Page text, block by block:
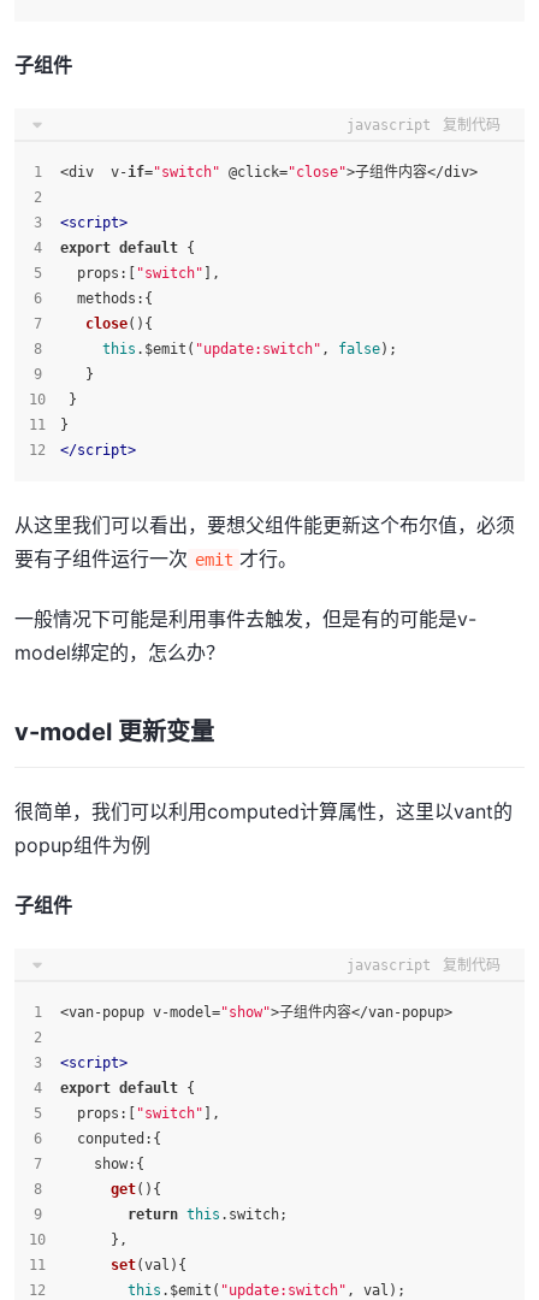
子组件
javascript 复制代码
<div  v-if="switch" @click="close">子组件内容</div>
<script>
export default {
props :[ "switch" ],
methods :{
close( ){
this .$emit( "update:switch" , false);
   }
}
}
</script>
从这里我们可以看出，要想父组件能更新这个布尔值，必须
要有子组件运行一次 emit 才行。
一般情况下可能是利用事件去触发，但是有的可能是v-
model绑定的，怎么办？
v-model 更新变量
很简单，我们可以利用computed计算属性，这里以vant的
popup组件为例
子组件
javascript 复制代码
<van-popup v-model="show">子组件内容</van-popup>
<script>
export default {
props :[ "switch" ],
conputed :{
show:{
get( ){
return this . switch;
      },
set(val ){
this .$emit( "update:switch" , val);